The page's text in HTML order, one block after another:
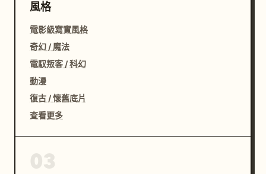
風格
電影級寫實風格
奇幻 / 魔法
電馭叛客 / 科幻
動漫
復古 / 懷舊底片
查看更多